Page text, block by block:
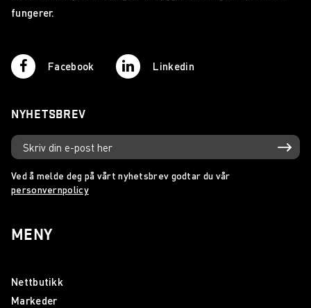
fungerer.
Facebook Linkedin
NYHETSBREV
Ved å melde deg på vårt nyhetsbrev godtar du vår
personvernpolicy
MENY
Nettbutikk
Markeder